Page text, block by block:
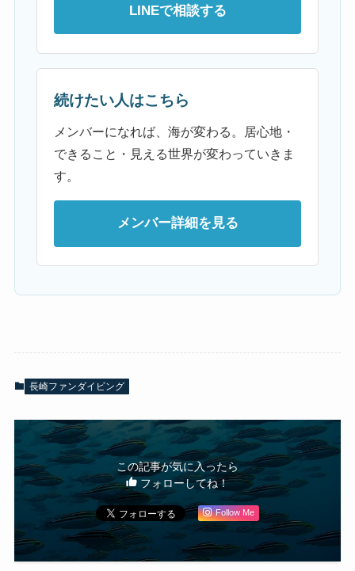
LINEで相談する
続けたい人はこちら
メンバーになれば、海が変わる。居心地・
できること・見える世界が変わっていきま
す。
メンバー詳細を見る
長崎ファンダイビング
この記事が気に入ったら
フォローしてね！
Follow Me